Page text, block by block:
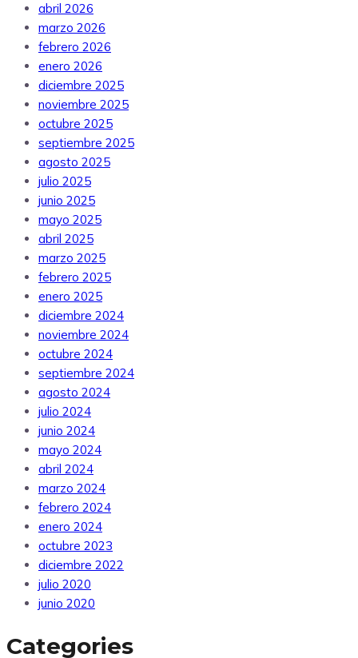
abril 2026
marzo 2026
febrero 2026
enero 2026
diciembre 2025
noviembre 2025
octubre 2025
septiembre 2025
agosto 2025
julio 2025
junio 2025
mayo 2025
abril 2025
marzo 2025
febrero 2025
enero 2025
diciembre 2024
noviembre 2024
octubre 2024
septiembre 2024
agosto 2024
julio 2024
junio 2024
mayo 2024
abril 2024
marzo 2024
febrero 2024
enero 2024
octubre 2023
diciembre 2022
julio 2020
junio 2020
Categories